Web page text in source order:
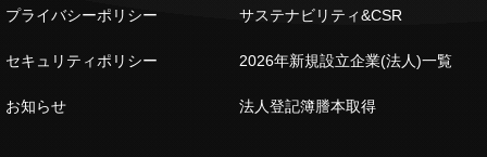
プライバシーポリシー
セキュリティポリシー
お知らせ
サステナビリティ&CSR
2026年新規設立企業(法人)一覧
法人登記簿謄本取得